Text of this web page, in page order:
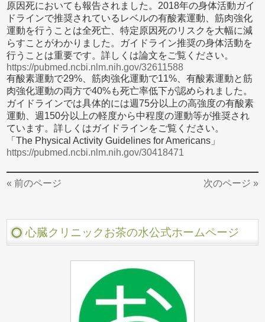
原因死においても報告されました。2018年の身体活動ガイ
ドラインで推奨されているレベルの有酸素運動、筋肉強化
運動を行うことは全死亡、特定原因死のリスクを大幅に減
らすことがわかりました。ガイドライン推奨の身体活動を
行うことは重要です。詳しくは論文をご覧ください。
https://pubmed.ncbi.nlm.nih.gov/32611588
有酸素運動で29%、筋肉強化運動で11%、有酸素運動と筋
肉強化運動の両方で40%も死亡率低下が認められました。
ガイドラインでは具体的には週75分以上の高強度の有酸素
運動、週150分以上の軽度から中程度の運動等が推奨され
ています。詳しくはガイドラインをご覧ください。
「The Physical Activity Guidelines for Americans」
https://pubmed.ncbi.nlm.nih.gov/30418471
« 前のページ 次のページ »
心臓クリニックお茶の水公式ホームページ